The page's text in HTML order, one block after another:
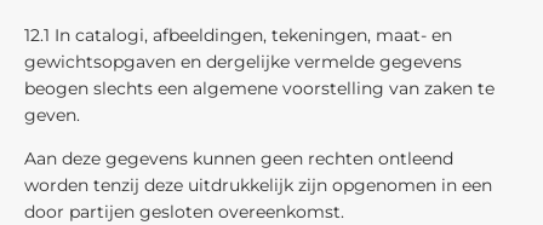
12.1 In catalogi, afbeeldingen, tekeningen, maat- en
gewichtsopgaven en dergelijke vermelde gegevens
beogen slechts een algemene voorstelling van zaken te
geven.
Aan deze gegevens kunnen geen rechten ontleend
worden tenzij deze uitdrukkelijk zijn opgenomen in een
door partijen gesloten overeenkomst.